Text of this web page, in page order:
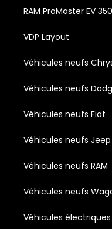
RAM ProMaster EV
VDP Layout
Véhicules neufs
Véhicules neufs
Véhicules neufs Fiat
Véhicules neufs Jeep
Véhicules neufs RAM
Véhicules neufs
Véhicules électriques